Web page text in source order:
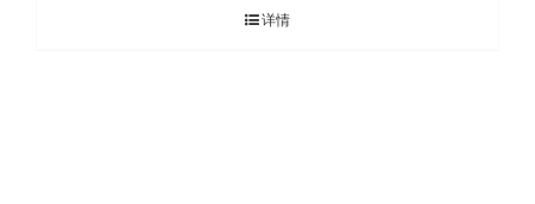
详情